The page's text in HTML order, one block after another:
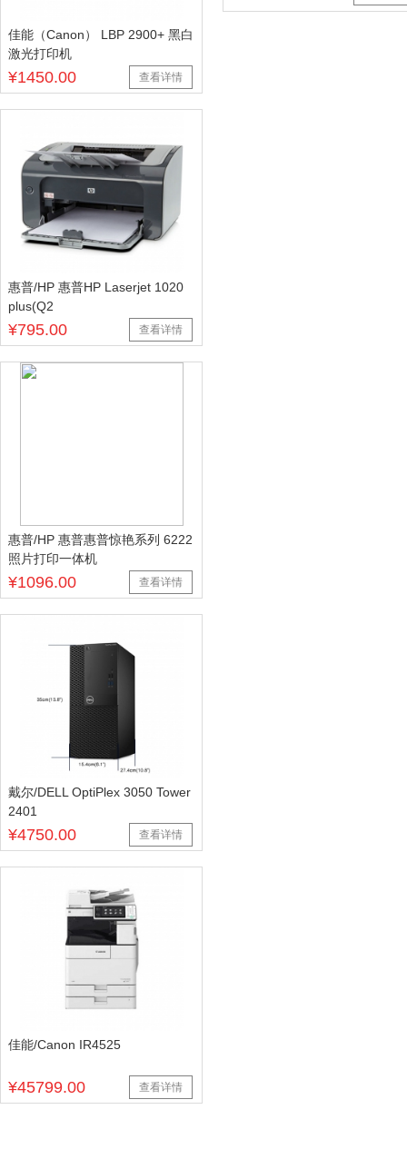
佳能（Canon） LBP 2900+ 黑白
激光打印机
¥1450.00 查看详情
惠普/HP 惠普HP Laserjet 1020
plus(Q2
¥795.00 查看详情
惠普/HP 惠普惠普惊艳系列 6222
照片打印一体机
¥1096.00 查看详情
戴尔/DELL OptiPlex 3050 Tower
2401
¥4750.00 查看详情
佳能/Canon IR4525
¥45799.00 查看详情